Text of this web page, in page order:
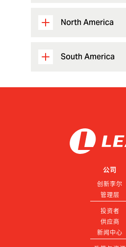
North America
South America
公司
创新李尔
管理层
投资者
供应商
新闻中心